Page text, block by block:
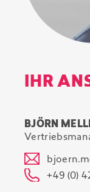
IHR
BJÖRN
+49 (0)